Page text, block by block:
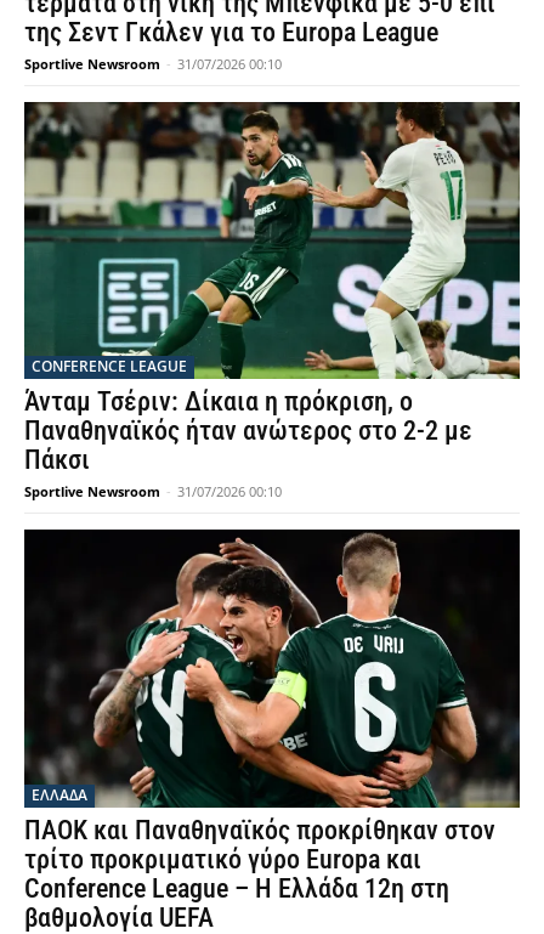
της Σεντ Γκάλεν για το Europa League
Sportlive Newsroom - 31/07/2026 00:10
CONFERENCE LEAGUE
Άνταμ Τσέριν: Δίκαια η πρόκριση, ο
Παναθηναϊκός ήταν ανώτερος στο 2-2 με
Πάκσι
Sportlive Newsroom - 31/07/2026 00:10
ΕΛΛΑΔΑ
ΠΑΟΚ και Παναθηναϊκός προκρίθηκαν στον
τρίτο προκριματικό γύρο Europa και
Conference League – Η Ελλάδα 12η στη
βαθμολογία UEFA